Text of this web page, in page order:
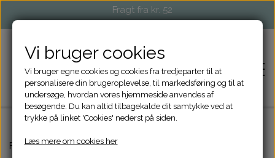
Fragt fra kr. 52
FORSIDE
Forside Strikketilbehør
Vi bruger cookies
Vi bruger egne cookies og cookies fra tredjeparter til at
personalisere din brugeroplevelse, til markedsføring og til at
undersøge, hvordan vores hjemmeside anvendes af
besøgende. Du kan altid tilbagekalde dit samtykke ved at
trykke på linket 'Cookies' nederst på siden.
Læs mere om cookies her